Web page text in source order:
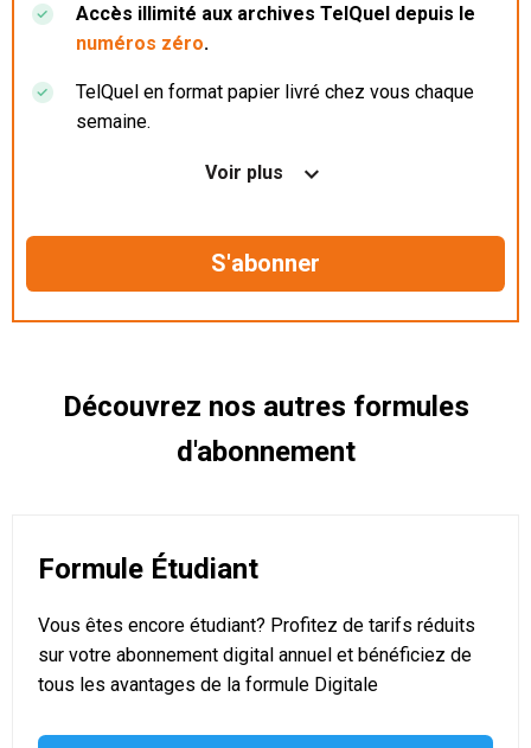
Accès illimité aux archives TelQuel depuis le
numéros zéro.
TelQuel en format papier livré chez vous chaque
semaine.
Nos articles en illimité sur ordinateur, tablette et
Le magazine TelQuel en numérique avant la sortie
Des informations confidentielles résérvées aux
Voir plus
Découvrez nos autres formules
d'abonnement
Formule Étudiant
Vous êtes encore étudiant? Profitez de tarifs réduits
sur votre abonnement digital annuel et bénéficiez de
tous les avantages de la formule Digitale